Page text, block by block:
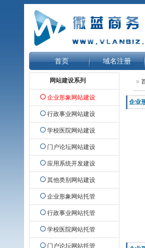
首页 域名注册
网站建设系列
企业形象网站建设
行政事业网站建设
学校医院网站建设
门户论坛网站建设
应用系统开发建设
其他类别网站建设
企业形象网站托管
行政事业网站托管
学校医院网站托管
门户论坛网站托管
企业